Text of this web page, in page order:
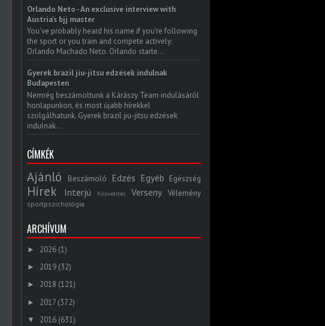
Orlando Neto - An exclusive interview with
Austria's bjj master
You've probably heard his name if you're following
the sport or you train and compete actively:
Orlando Machado Neto. Orlando starte...
Gyerek brazil jiu-jitsu edzések indulnak
Budapesten
Nemrég beszámoltunk a Kárászy Team indulásáról
honlapunkon, és most újabb hírekkel
szolgálhatunk. Gyerek brazil jiu-jitsu edzések
indulnak...
CÍMKÉK
Ajánló Beszámoló Edzés Egyéb Egészség
Hírek Interjú Közvetítés Verseny Vélemény
sportpszichológia
ARCHÍVUM
► 2026 (1)
► 2019 (32)
► 2018 (121)
► 2017 (372)
▼ 2016 (631)